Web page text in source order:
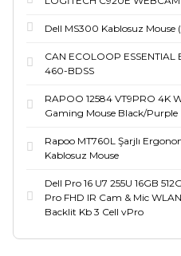
Dell MS300 Kablosuz Mouse
CAN ECOLOOP ESSENTIAL
460-BDSS
RAPOO 12584 VT9PRO 4K
Gaming Mouse Black/Purple
Rapoo MT760L Şarjlı
Kablosuz Mouse
Dell Pro 16 U7 255U 16GB
Pro FHD IR Cam & Mic
Backlit Kb 3 Cell vPro